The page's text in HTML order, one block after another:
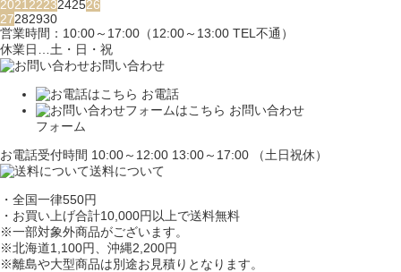
2021 2223242526
27282930
営業時間：10:00～17:00（12:00～13:00 TEL不通）
休業日…土・日・祝
お問い合わせ
お電話
お問い合わせ
フォーム
お電話受付時間 10:00～12:00 13:00～17:00 （土日祝休）
送料について
・全国一律550円
・お買い上げ合計10,000円以上で送料無料
※一部対象外商品がございます。
※北海道1,100円 、沖縄2,200円
※離島や大型商品は別途お見積りとなります。